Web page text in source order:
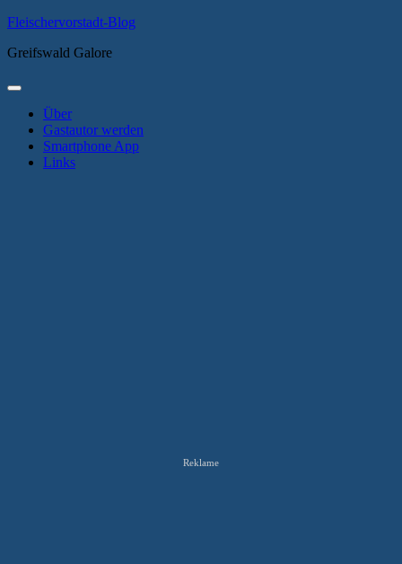
Zum
springen
Fleischervorstadt-Blog
Greifswald Galore
Primäres
Über
Gastautor werden
Smartphone App
Links
Reklame